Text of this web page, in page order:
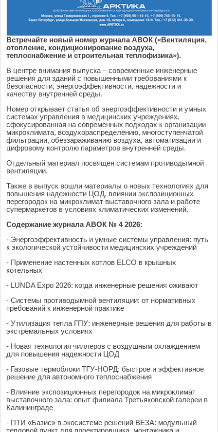
Встречайте новый номер журнала АВОК («Вентиляция,
отопление, кондиционирование воздуха,
теплоснабжение и строительная теплофизика»).
В центре внимания выпуска – современные инженерные
решения для зданий с повышенными требованиями к
безопасности, энергоэффективности, надежности и
качеству внутренней среды.
Номер открывает статья об энергоэффективности и умных
системах управления в медицинских учреждениях,
сфокусированная на современных подходах к организации
микроклимата, воздухораспределению, многоступенчатой
фильтрации, обеззараживанию воздуха, автоматизации и
цифровому контролю параметров внутренней среды.
Отдельный материал посвящен системам противодымной
вентиляции.
Также в выпуск вошли материалы о новых технологиях для
повышения надежности ЦОД, влиянии экспозиционных
перегородок на микроклимат выставочного зала и работе
супермаркетов в условиях климатических изменений.
Содержание журнала АВОК № 4 2026:
- Энергоэффективность и умные системы управления: путь
к экологической устойчивости медицинских учреждений
- Применение настенных котлов ELCO в крышных
котельных
- LUNDA Expo 2026: когда инженерные решения оживают
- Системы противодымной вентиляции: от нормативных
требований к инженерной практике
- Утилизация тепла ГПУ: инженерные решения для работы в
экстремальных условиях
- Новая технология чиллеров с воздушным охлаждением
для повышения надежности ЦОД
- Газовые термоблоки ТГУ-НОРД: быстрое и эффективное
решение для автономного теплоснабжения
- Влияние экспозиционных перегородок на микроклимат
выставочного зала: опыт филиала Третьяковской галереи в
Калининграде
- ПТИ «Базис» в экосистеме решений ВЕЗА: модульный
тепловой пункт для проектировщика, монтажника и